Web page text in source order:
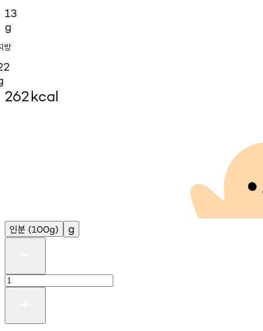
13
g
방
262kcal
인분 (100g) g